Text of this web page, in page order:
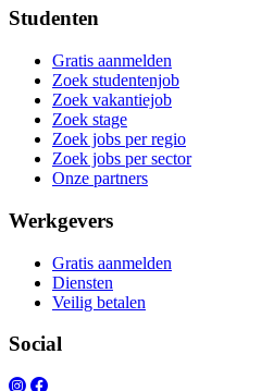
Studenten
Gratis aanmelden
Zoek studentenjob
Zoek vakantiejob
Zoek stage
Zoek jobs per regio
Zoek jobs per sector
Onze partners
Werkgevers
Gratis aanmelden
Diensten
Veilig betalen
Social